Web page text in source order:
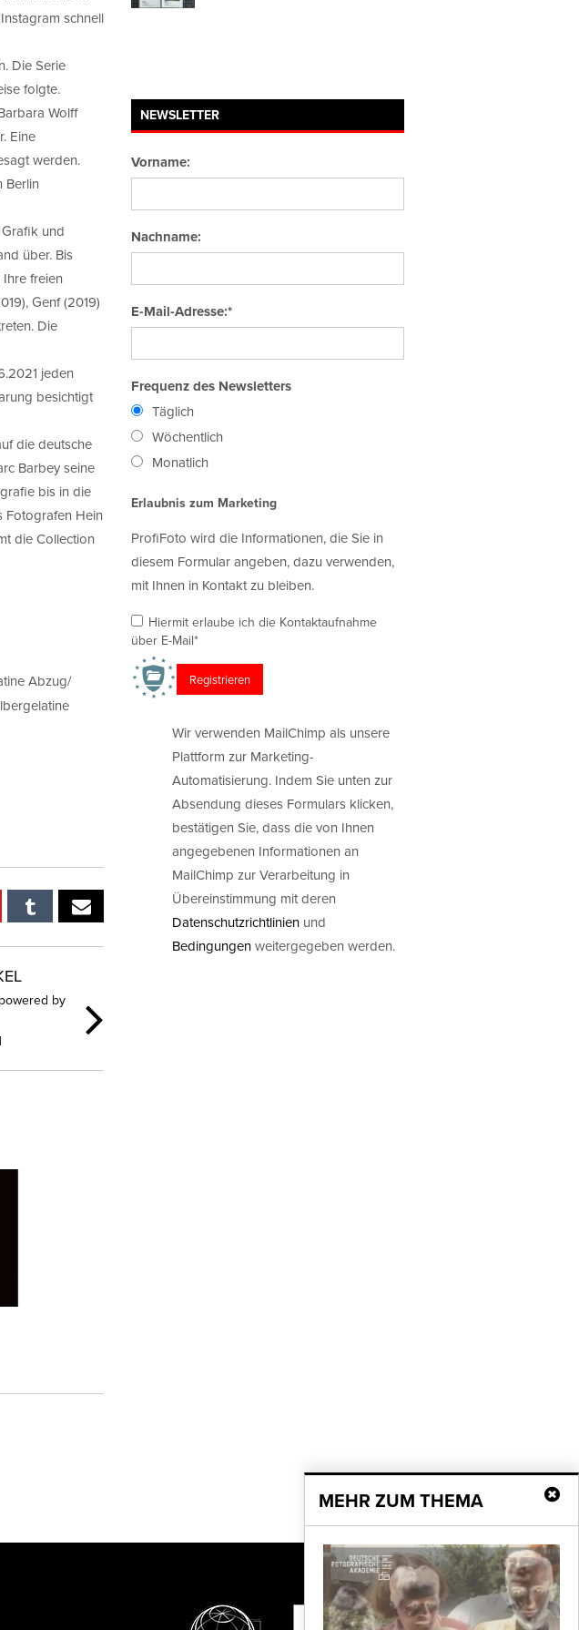
schnell
Die Serie
folgte.
Wolff
Eine
werden.
Berlin
und
über. Bis
freien
Genf (2019)
Die
jeden
besichtigt
die deutsche
Barbey seine
bis in die
Fotografen Hein
die Collection
Abzug/
by
NEWSLETTER
Vorname:
Nachname:
E-Mail-Adresse:*
Frequenz des Newsletters
Täglich
Wöchentlich
Monatlich
Erlaubnis zum Marketing
ProfiFoto wird die Informationen, die Sie in
diesem Formular angeben, dazu verwenden,
mit Ihnen in Kontakt zu bleiben.
Hiermit erlaube ich die Kontaktaufnahme
über E-Mail*
Wir verwenden MailChimp als unsere
Plattform zur Marketing-
Automatisierung. Indem Sie unten zur
Absendung dieses Formulars klicken,
bestätigen Sie, dass die von Ihnen
angegebenen Informationen an
MailChimp zur Verarbeitung in
Übereinstimmung mit deren
Datenschutzrichtlinien und
Bedingungenweitergegeben werden.
MEHR ZUM THEMA